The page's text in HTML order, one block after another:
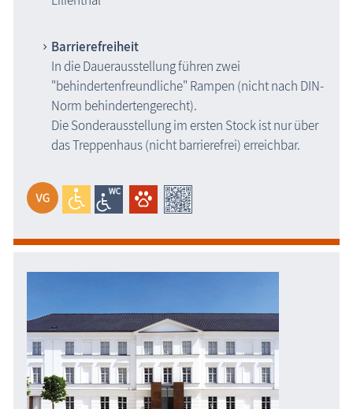
Barrierefreiheit
In die Dauerausstellung führen zwei
"behindertenfreundliche" Rampen (nicht nach DIN-
Norm behindertengerecht).
Die Sonderausstellung im ersten Stock ist nur über
das Treppenhaus (nicht barrierefrei) erreichbar.